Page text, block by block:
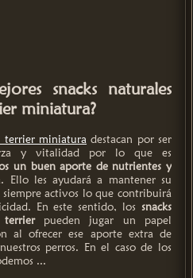
snacks naturales
miniatura?
terrier miniatura destacan por ser
y vitalidad por lo que es
un buen aporte de nutrientes y
Ello les ayudará a mantener su
activos lo que contribuirá
En este sentido, los snacks
pueden jugar un papel
al ofrecer ese aporte extra de
perros. En el caso de los
...